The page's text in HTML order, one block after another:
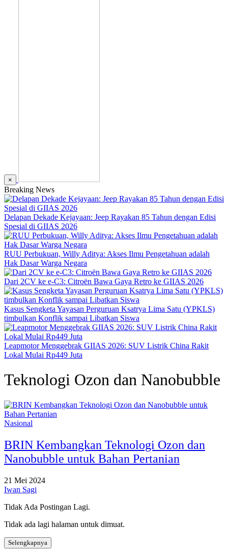
×
Breaking News
Delapan Dekade Kejayaan: Jeep Rayakan 85 Tahun dengan Edisi
Spesial di GIIAS 2026
RUU Perbukuan, Willy Aditya: Akses Ilmu Pengetahuan adalah
Hak Dasar Warga Negara
Dari 2CV ke e-C3: Citroën Bawa Gaya Retro ke GIIAS 2026
Kasus Sengketa Yayasan Perguruan Ksatrya Lima Satu (YPKLS)
timbulkan Konflik sampai Libatkan Siswa
Leapmotor Menggebrak GIIAS 2026: SUV Listrik China Rakit
Lokal Mulai Rp449 Juta
Teknologi Ozon dan Nanobubble
Nasional
BRIN Kembangkan Teknologi Ozon dan
Nanobubble untuk Bahan Pertanian
21 Mei 2024
Iwan Sagi
Tidak Ada Postingan Lagi.
Tidak ada lagi halaman untuk dimuat.
Selengkapnya